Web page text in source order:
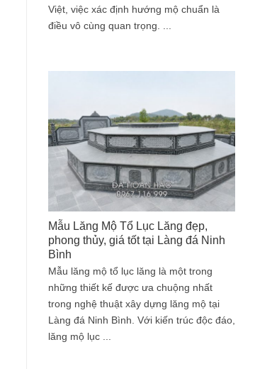
Việt, việc xác định hướng mộ chuẩn là
điều vô cùng quan trọng. ...
Mẫu Lăng Mộ Tổ Lục Lăng đẹp,
phong thủy, giá tốt tại Làng đá Ninh
Bình
Mẫu lăng mộ tổ lục lăng là một trong
những thiết kế được ưa chuộng nhất
trong nghệ thuật xây dựng lăng mộ tại
Làng đá Ninh Bình. Với kiến trúc độc đáo,
lăng mộ lục ...